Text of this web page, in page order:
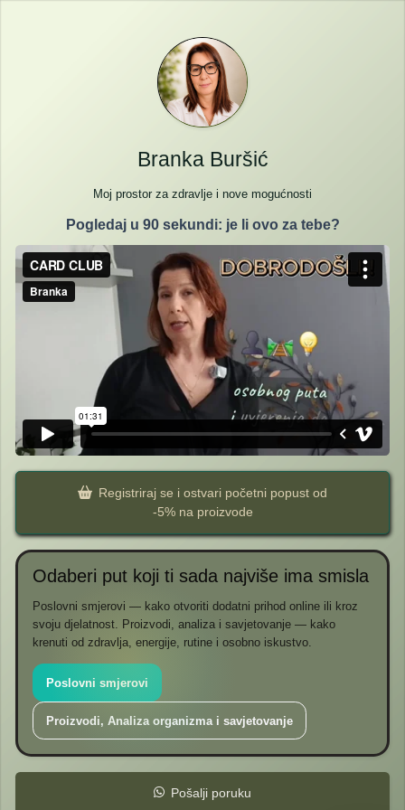
Branka Buršić
Moj prostor za zdravlje i nove mogućnosti
Pogledaj u 90 sekundi: je li ovo za tebe?
Registriraj se i ostvari početni popust od
-5% na proizvode
Odaberi put koji ti sada najviše ima smisla
Poslovni smjerovi — kako otvoriti dodatni prihod online ili kroz
svoju djelatnost. Proizvodi, analiza i savjetovanje — kako
krenuti od zdravlja, energije, rutine i osobno iskustvo.
Poslovni smjerovi
Proizvodi, Analiza organizma i savjetovanje
Pošalji poruku